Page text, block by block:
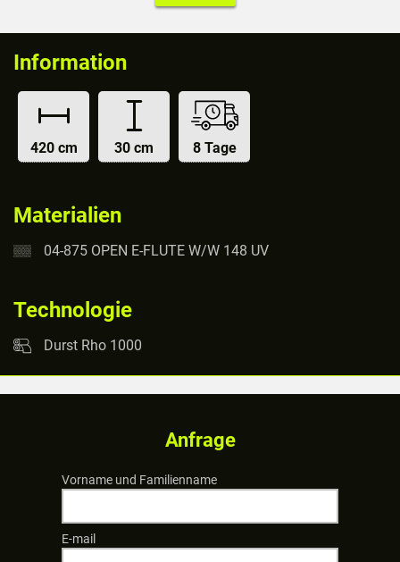
Information
420 cm 30 cm 8 Tage
Materialien
04-875 OPEN E-FLUTE W/W 148 UV
Technologie
Durst Rho 1000
Anfrage
Vorname und Familienname
E-mail